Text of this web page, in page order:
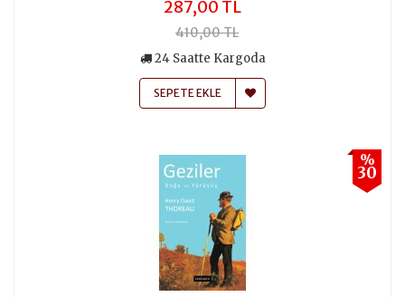
287,00 TL
410,00 TL
24 Saatte Kargoda
SEPETE EKLE
%
30